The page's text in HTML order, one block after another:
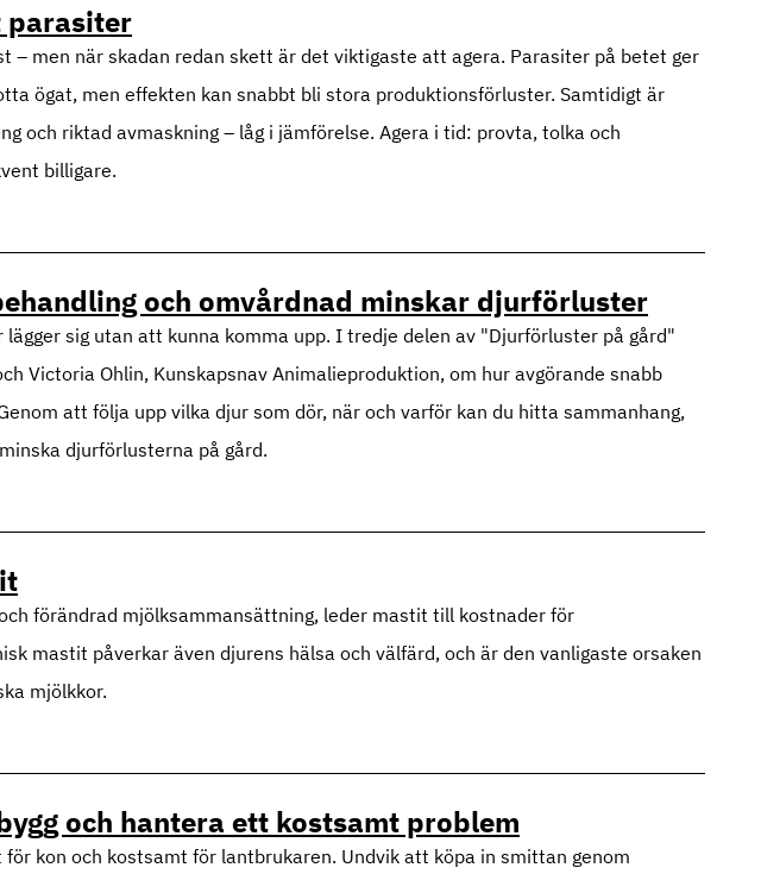
parasiter
– men när skadan redan skett är det viktigaste att agera. Parasiter på betet ger
ögat, men effekten kan snabbt bli stora produktionsförluster. Samtidigt är
och riktad avmaskning – låg i jämförelse. Agera i tid: provta, tolka och
billigare.
och omvårdnad minskar djurförluster
sig utan att kunna komma upp. I tredje delen av "Djurförluster på gård"
Victoria Ohlin, Kunskapsnav Animalieproduktion, om hur avgörande snabb
att följa upp vilka djur som dör, när och varför kan du hitta sammanhang,
djurförlusterna på gård.
förändrad mjölksammansättning, leder mastit till kostnader för
mastit påverkar även djurens hälsa och välfärd, och är den vanligaste orsaken
mjölkkor.
och hantera ett kostsamt problem
kon och kostsamt för lantbrukaren. Undvik att köpa in smittan genom